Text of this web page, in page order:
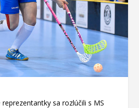
sa rozlúčili s MS